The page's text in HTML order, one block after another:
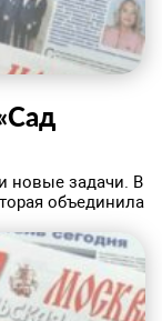
новые задачи. В
объединила